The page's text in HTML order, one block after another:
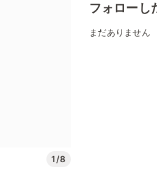
1/8
フォローし
まだありません